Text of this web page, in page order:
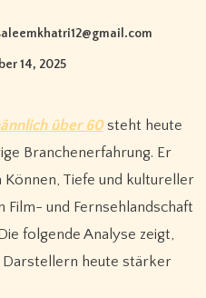
14, 2025
über 60steht heute
Branchenerfahrung. Er
Tiefe und kultureller
Film- und Fernsehlandschaft
folgende Analyse zeigt,
heute stärker